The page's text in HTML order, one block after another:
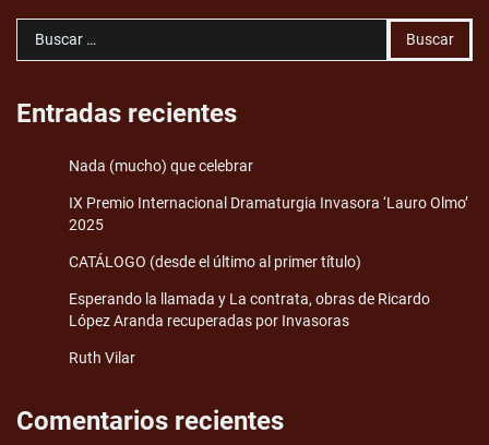
Buscar:
Entradas recientes
Nada (mucho) que celebrar
IX Premio Internacional Dramaturgia Invasora ‘Lauro Olmo’
2025
CATÁLOGO (desde el último al primer título)
Esperando la llamada y La contrata, obras de Ricardo
López Aranda recuperadas por Invasoras
Ruth Vilar
Comentarios recientes